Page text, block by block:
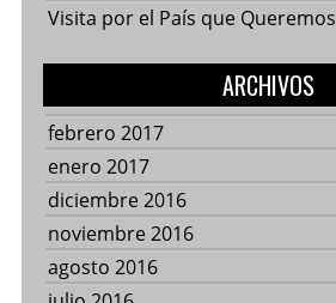
Visita por el País que Queremos
ARCHIVOS
febrero 2017
enero 2017
diciembre 2016
noviembre 2016
agosto 2016